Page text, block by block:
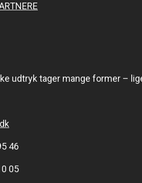
udtryk tager mange former –
46
05